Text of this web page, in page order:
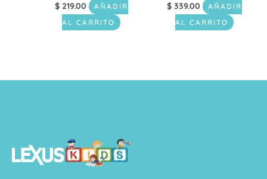
$219.00
AÑADIR
AL CARRITO
$ 339.00
AÑADIR
AL CARRITO